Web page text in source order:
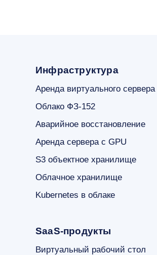
Инфраструктура
Аренда виртуального сервера
Облако ФЗ-152
Аварийное восстановление
Аренда сервера с GPU
S3 объектное хранилище
Облачное хранилище
Kubernetes в облаке
SaaS-продукты
Виртуальный рабочий стол